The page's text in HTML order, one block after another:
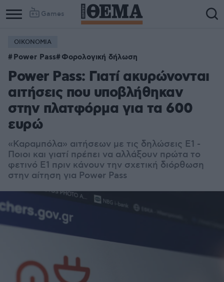
Games
ΟΙΚΟΝΟΜΙΑ
Power Pass Φορολογική δήλωση
Power Pass: Γιατί ακυρώνονται
αιτήσεις που υποβλήθηκαν
στην πλατφόρμα για τα 600
ευρώ
«Καραμπόλα» αιτήσεων με τις δηλώσεις Ε1 -
Ποιοι και γιατί πρέπει να αλλάξουν πρώτα το
φετινό Ε1 πριν κάνουν την σχετική διόρθωση
στην αίτηση για Power Pass